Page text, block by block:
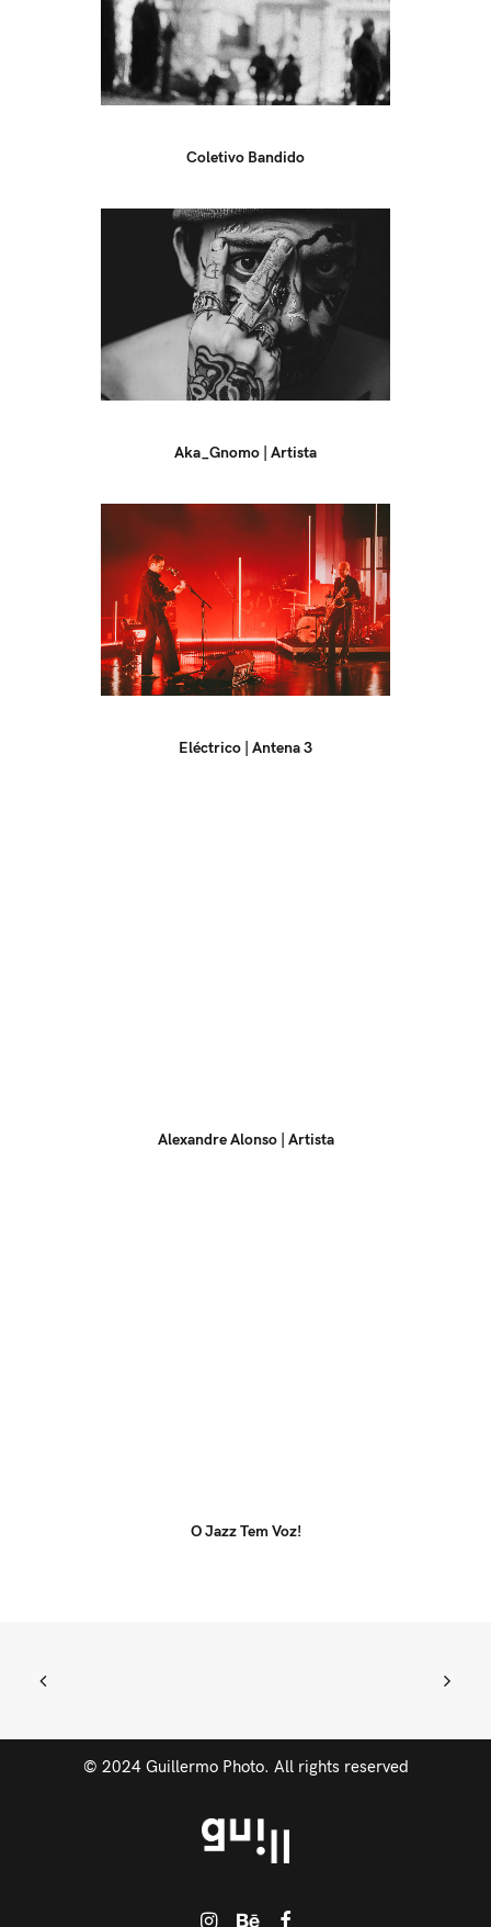
Coletivo Bandido
Aka_Gnomo | Artista
Eléctrico | Antena 3
Alexandre Alonso | Artista
O Jazz Tem Voz!
© 2024 Guillermo Photo. All rights reserved